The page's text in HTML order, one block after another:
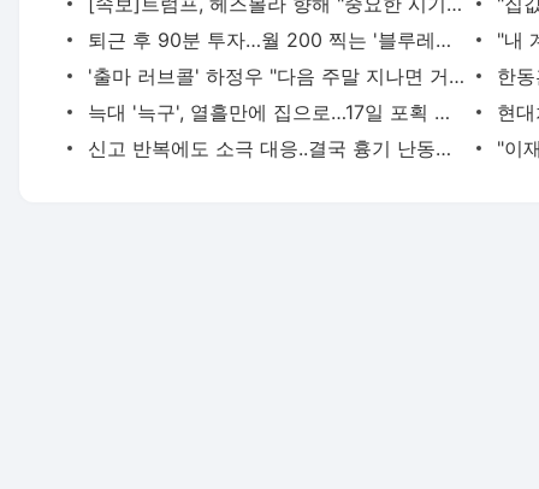
퇴근 후 90분 투자…월 200 찍는 '블루레이디' 뭐길래
'출마 러브콜' 하정우 "다음 주말 지나면 거취 말할 것"
한
늑대 '늑구', 열흘만에 집으로…17일 포획 성공
신고 반복에도 소극 대응..결국 흉기 난동으로 [그해 오늘]